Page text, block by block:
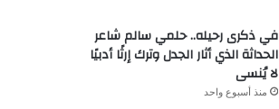
في ذكرى رحيله.. حلمي سالم شاعر
الحداثة الذي أثار الجدل وترك إرثًا أدبيًا
لا يُنسى
منذ أسبوع واحد